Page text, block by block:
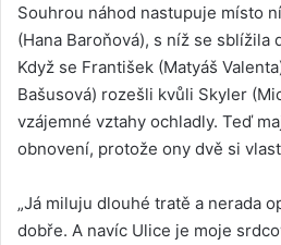
Souhrou náhod nastupuje místo
(Hana Baroňová), s níž se sblížila
Když se František (Matyáš
Bašusová) rozešli kvůli Skyler
vzájemné vztahy ochladly. Teď
obnovení, protože ony dvě si
„Já miluju dlouhé tratě a nerada
dobře. A navíc Ulice je moje